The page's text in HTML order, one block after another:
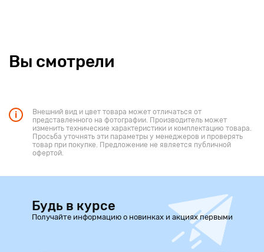
Вы смотрели
Внешний вид и цвет товара может отличаться от
представленного на фотографии. Производитель может
изменить технические характеристики и комплектацию товара.
Просьба уточнять эти параметры у менеджеров и проверять
товар при покупке. Предложение не является публичной
офертой.
Будь в курсе
Получайте информацию о новинках и акциях первыми